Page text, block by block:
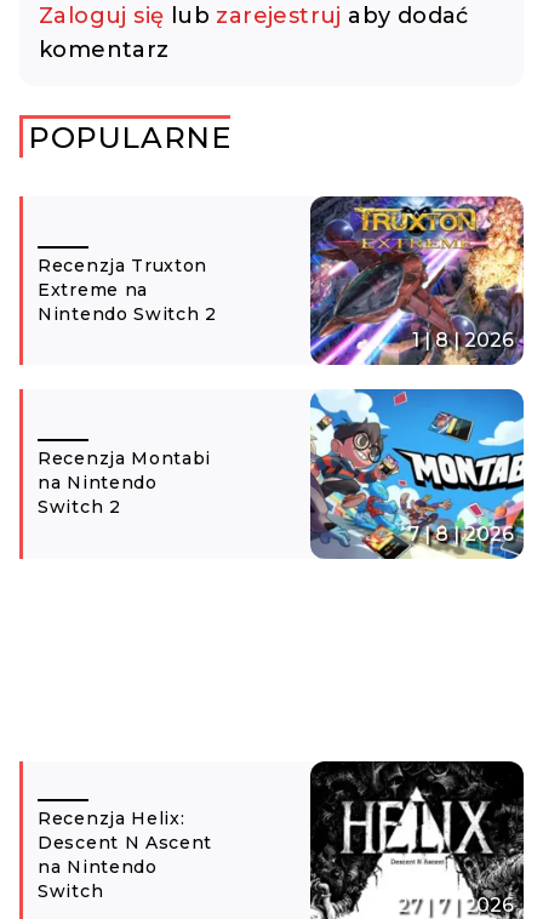
Zaloguj się lub zarejestruj aby dodać
komentarz
POPULARNE
Recenzja Truxton
Extreme na
Nintendo Switch 2
1 | 8 | 2026
Recenzja Montabi
na Nintendo
Switch 2
7 | 8 | 2026
Recenzja Helix:
Descent N Ascent
na Nintendo
Switch
27 | 7 | 2026